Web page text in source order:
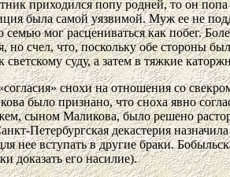
приходился попу родней, то он
была самой уязвимой. Муж ее не
семью мог расцениваться как побег.
но счел, что, поскольку обе стороны
суду, а затем в тяжкие
снохи на отношения со
было признано, что сноха явно
сыном Маликова, было решено
Петербургская декастерия
нее вступать в другие браки.
доказать его насилие).